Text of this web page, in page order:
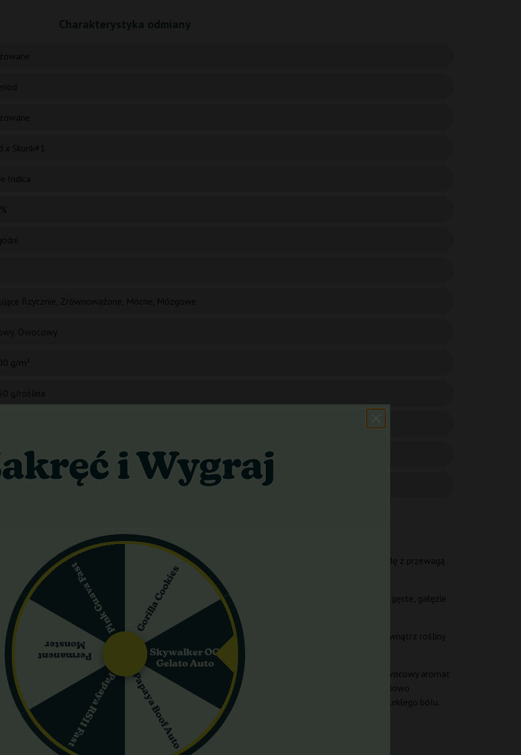
Charakterystyka odmiany
cm
cyklu kwitnienia. Odmiana powstała ze skrzyżowania Big Bud i Skunk #1, co dało hybrydę z przewagą
plony i zwartą strukturę Big Bud z aromatycznym profilem i stabilnością Skunk #1.
pokrojem i doskonale nadaje się do uprawy w ograniczonej przestrzeni. Międzywęźla są średnio gęste, gałęzie
dla Indica.
kwitnienia trwa 7–9 tygodni. Plony sięgają
550–600 g/m²
przy optymalnych warunkach. Na zewnątrz rośliny
Plon outdoor wynosi 600–650 g z rośliny.
CBD. Profil terpenowy budują głównie mircen, kariofilen i limonen, co przekłada się na słodko-owocowy aromat
jest zrównoważone, ponieważ najpierw pojawia się euforyczny, mózgowy haj, który stopniowo
się zarówno w celach rekreacyjnych, jak i przy łagodzeniu stresu, bezsenności czy przewlekłego bólu.
Gorilla Cookies
Skywalker OG
Gelato Auto
Papaya Boof Auto
Papaya RS11 Fast
Permanent
Monster
Pink Guava Fast